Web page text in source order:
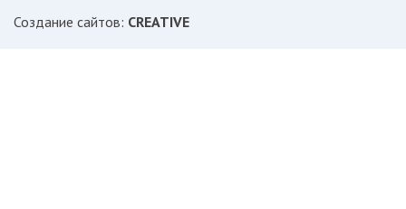
Создание сайтов: CREATIVE